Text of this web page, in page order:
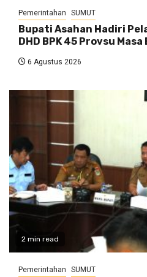
Pemerintahan SUMUT
Bupati Asahan Hadiri
DHD BPK 45 Provsu
6 Agustus 2026
2 min read
Pemerintahan SUMUT